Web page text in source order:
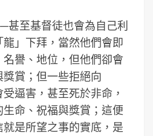
甚至基督徒也會為自己利
」下拜，當然他們會即
譽、地位，但他們卻會
賞；但一些拒絕向
受逼害，甚至死於非命，
命、祝福與獎賞；這便
是所望之事的實底，是